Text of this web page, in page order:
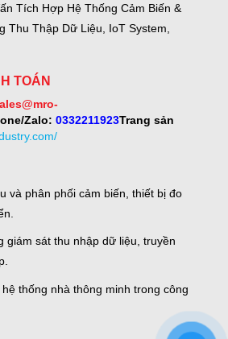
Tích Hợp Hệ Thống Cảm Biến &
Thu Thập Dữ Liệu, IoT System,
TOÁN
Zalo: 0332211923Trang sản
và phân phối cảm biến, thiết bị đo
giám sát thu nhập dữ liệu, truyền
thống nhà thông minh trong công